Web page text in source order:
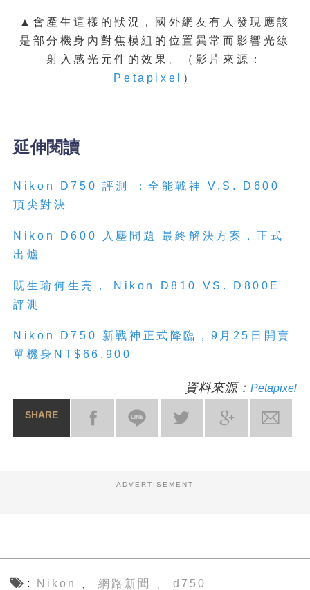
▲會產生這樣的狀況，國外網友有人發現應該
是部分機身內對焦模組的位置異常而影響光線
射入感光元件的效果。（影片來源：
Petapixel
）
延伸閱讀
Nikon D750 評測 ：全能戰神 V.S. D600
頂尖對決
Nikon D600 入塵問題 最終解決方案，正式
出爐
既生瑜何生亮， Nikon D810 VS. D800E
評測
Nikon D750 新戰神正式降臨，9月25日開賣
單機身NT$66,900
資料來源： Petapixel
SHARE
ADVERTISEMENT
Nikon 網路新聞 d750